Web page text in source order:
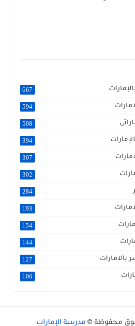
667
594
508
394
307
302
284
193
154
144
بالامارات 127
106
محفوظة © مدرسة الإمارات